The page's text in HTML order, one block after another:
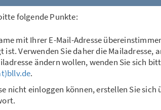
folgende Punkte:
mit Ihrer E-Mail-Adresse
Verwenden Sie daher die Mailadresse,
ändern wollen, wenden Sie sich
.
nicht einloggen können, erstellen Sie sich